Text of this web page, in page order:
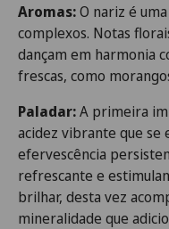
Aromas:O nariz é
complexos. Notas
dançam em harmonia
frescas, como
Paladar:A primeira
acidez vibrante que
efervescência
refrescante e
brilhar, desta vez
mineralidade que